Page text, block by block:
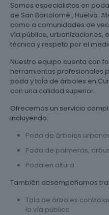
Somos especialistas en
de San Bartolomé , Huelva.
como a comunidades de
vía pública, urbanizaciones,
técnica y respeto por el
Nuestro equipo cuenta con
herramientas profesionales
poda y tala de árboles en
con una calidad superior.
Ofrecemos un servicio
incluyendo:
Poda de árboles
Poda de palmeras,
Poda en altura
También desempeñamos
Tala de árboles
la vía pública